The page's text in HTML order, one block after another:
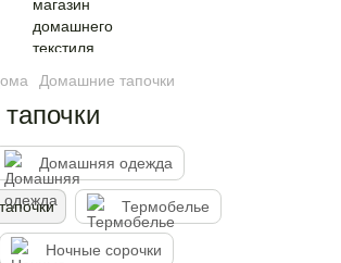
Домашние тапочки
Домашняя одежда
Термобелье
Ночные сорочки